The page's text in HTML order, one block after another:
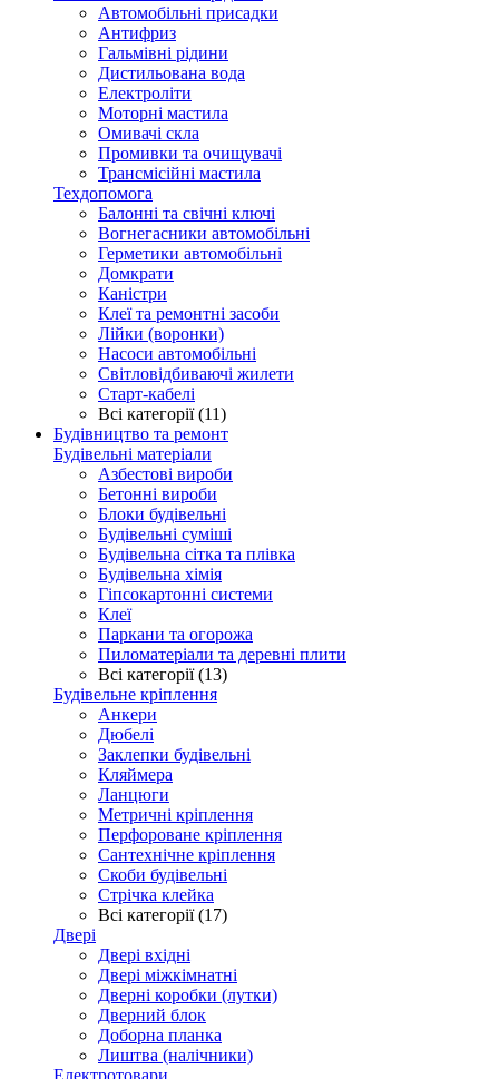
Автомобільні присадки
Антифриз
Гальмівні рідини
Дистильована вода
Електроліти
Моторні мастила
Омивачі скла
Промивки та очищувачі
Трансмісійні мастила
Техдопомога
Балонні та свічні ключі
Вогнегасники автомобільні
Герметики автомобільні
Домкрати
Каністри
Клеї та ремонтні засоби
Лійки (воронки)
Насоси автомобільні
Світловідбиваючі жилети
Старт-кабелі
Всі категорії (11)
Будівництво та ремонт
Будівельні матеріали
Азбестові вироби
Бетонні вироби
Блоки будівельні
Будівельні суміші
Будівельна сітка та плівка
Будівельна хімія
Гіпсокартонні системи
Клеї
Паркани та огорожа
Пиломатеріали та деревні плити
Всі категорії (13)
Будівельне кріплення
Анкери
Дюбелі
Заклепки будівельні
Кляймера
Ланцюги
Метричні кріплення
Перфороване кріплення
Сантехнічне кріплення
Скоби будівельні
Стрічка клейка
Всі категорії (17)
Двері
Двері вхідні
Двері міжкімнатні
Дверні коробки (лутки)
Дверний блок
Доборна планка
Лиштва (налічники)
Електротовари